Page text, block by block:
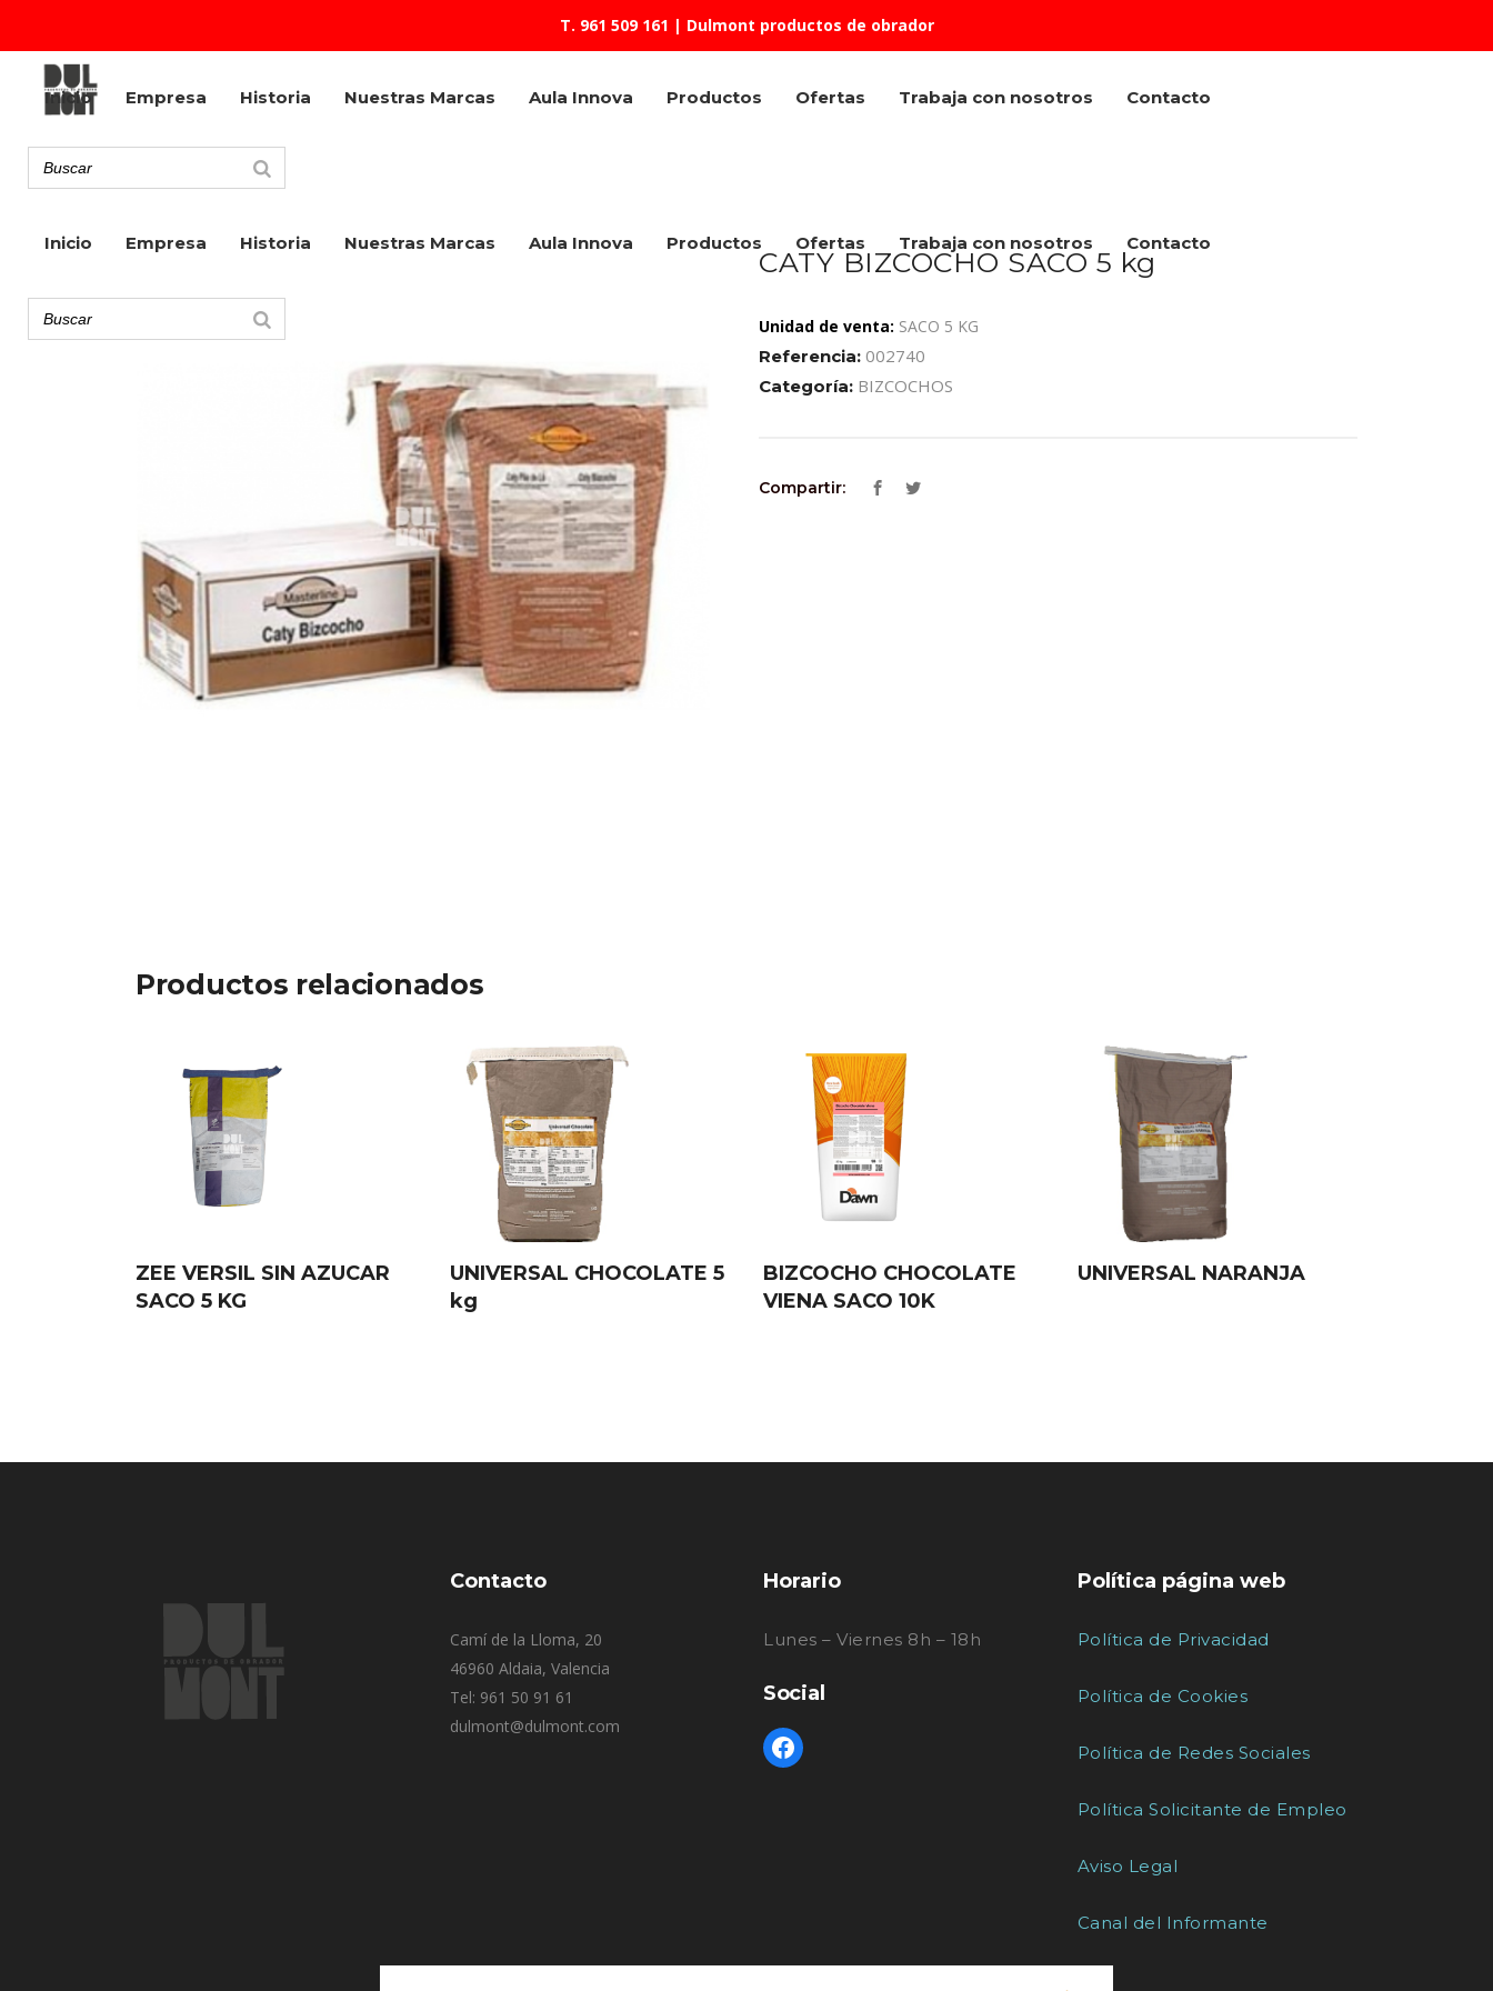
T. 961 509 161 | Dulmont productos de obrador
Inicio Empresa Historia Nuestras Marcas Aula Innova Productos Ofertas Trabaja con nosotros Contacto
Inicio Empresa Historia Nuestras Marcas Aula Innova Productos Ofertas Trabaja con nosotros Contacto
CATY BIZCOCHO SACO 5 kg
Unidad de venta: SACO 5 KG
Referencia: 002740
Categoría: BIZCOCHOS
Compartir:
Productos relacionados
ZEE VERSIL SIN AZUCAR
SACO 5 KG
UNIVERSAL CHOCOLATE 5
kg
BIZCOCHO CHOCOLATE
VIENA SACO 10K
UNIVERSAL NARANJA
Contacto
Camí de la Lloma, 20
46960 Aldaia, Valencia
Tel: 961 50 91 61
dulmont@dulmont.com
Horario
Lunes – Viernes 8h – 18h
Social
Política página web
Política de Privacidad
Política de Cookies
Política de Redes Sociales
Política Solicitante de Empleo
Aviso Legal
Canal del Informante